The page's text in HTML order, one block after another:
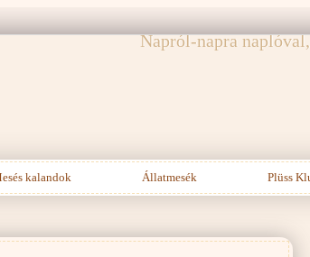
Zajlik az élet nem
Napról-napra
kalandok Állatmesék Plüss